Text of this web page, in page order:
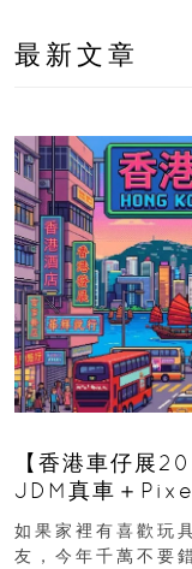
最新文章
【香港車仔展
JDM真車＋
8月灣仔登場 車
如果家裡有喜歡玩
友，今年千萬不要